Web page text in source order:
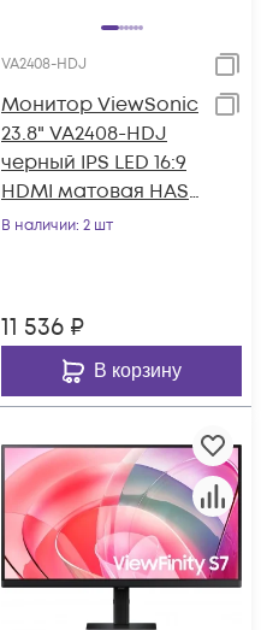
VA2408-HDJ
Монитор ViewSonic
23.8" VA2408-HDJ
черный IPS LED 16:9
HDMI матовая HAS
Piv 250cd 178гр/178гр
В наличии: 2 шт
11 536 ₽
В корзину